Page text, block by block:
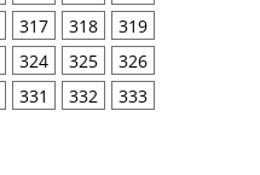
317 318
319
324 325
326
331 332
333